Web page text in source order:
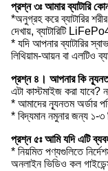
প্রশ্ন ৩ঃ আমার ব্যাটারি
*অনুগ্রহ করে ব্যাটারির
দেখায়, ব্যাটারিটি
* যদি আপনার ব্যাটারির
লিথিয়াম-আয়ন বা এলটিও
প্রশ্ন ৪। আপনার কি
এটা কাস্টমাইজ করা যাবে?
* আমাদের ন্যূনতম অর্ডার
* বিদ্যমান নমুনার জন্য ১-
প্রশ্ন ৫ঃ আমি যদি এটি
* নিয়মিত পণ্যগুলিতে
অনলাইন ভিডিও কল